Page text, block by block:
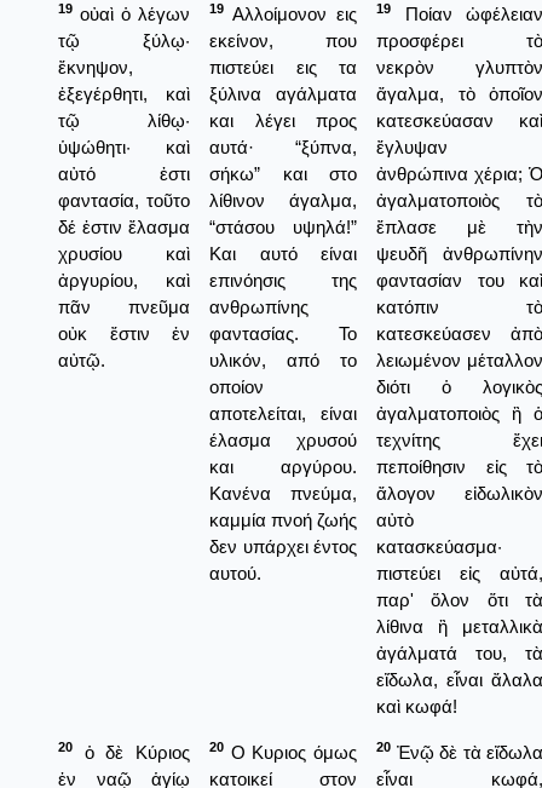
19 οὐαὶ ὁ λέγων
τῷ ξύλῳ·
ἔκνηψον,
ἐξεγέρθητι, καὶ
τῷ λίθῳ·
ὑψώθητι· καὶ
αὐτό ἐστι
φαντασία, τοῦτο
δέ ἐστιν ἔλασμα
χρυσίου καὶ
ἀργυρίου, καὶ
πᾶν πνεῦμα
οὐκ ἔστιν ἐν
αὐτῷ.
19 Αλλοίμονον εις
εκείνον, που
πιστεύει εις τα
ξύλινα αγάλματα
και λέγει προς
αυτά· “ξύπνα,
σήκω” και στο
λίθινον άγαλμα,
“στάσου υψηλά!”
Και αυτό είναι
επινόησις της
ανθρωπίνης
φαντασίας. Το
υλικόν, από το
οποίον
αποτελείται, είναι
έλασμα χρυσού
και αργύρου.
Κανένα πνεύμα,
καμμία πνοή ζωής
δεν υπάρχει έντος
αυτού.
19
Ποίαν ὠφέλειαν
προσφέρει τὸ
νεκρὸν γλυπτὸν
ἄγαλμα, τὸ ὁποῖον
κατεσκεύασαν καὶ
ἔγλυψαν
ἀνθρώπινα χέρια; Ὁ
ἀγαλματοποιὸς τὸ
ἔπλασε μὲ τὴν
ψευδῆ ἀνθρωπίνην
φαντασίαν του καὶ
κατόπιν τὸ
κατεσκεύασεν ἀπὸ
λειωμένον μέταλλον
διότι ὁ λογικὸς
ἀγαλματοποιὸς ἢ ὁ
τεχνίτης ἔχει
πεποίθησιν εἰς τὸ
ἄλογον εἰδωλικὸν
αὐτὸ
κατασκεύασμα·
πιστεύει εἰς αὐτά,
παρ' ὅλον ὅτι τὰ
λίθινα ἢ μεταλλικὰ
ἀγάλματά του, τὰ
εἴδωλα, εἶναι ἄλαλα
καὶ κωφά!
20
ὁ δὲ Κύριος
ἐν ναῷ ἁγίῳ
20 Ο Κυριος όμως
κατοικεί στον
20 Ἐνῷ δὲ τὰ εἴδωλα
εἶναι κωφά,